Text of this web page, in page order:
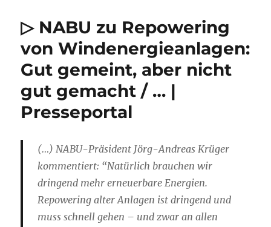
▷ NABU zu Repowering
von Windenergieanlagen:
Gut gemeint, aber nicht
gut gemacht / … |
Presseportal
(…) NABU-Präsident Jörg-Andreas Krüger
kommentiert: “Natürlich brauchen wir
dringend mehr erneuerbare Energien.
Repowering alter Anlagen ist dringend und
muss schnell gehen – und zwar an allen